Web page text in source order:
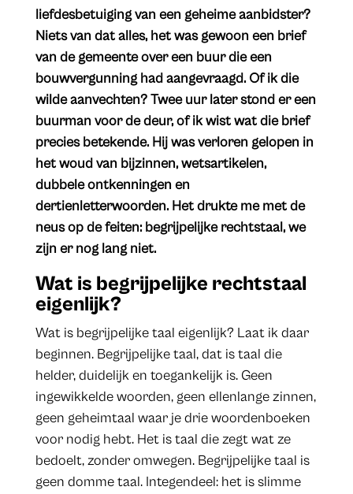
liefdesbetuiging van een geheime aanbidster?
Niets van dat alles, het was gewoon een brief
van de gemeente over een buur die een
bouwvergunning had aangevraagd. Of ik die
wilde aanvechten? Twee uur later stond er een
buurman voor de deur, of ik wist wat die brief
precies betekende. Hij was verloren gelopen in
het woud van bijzinnen, wetsartikelen,
dubbele ontkenningen en
dertienletterwoorden. Het drukte me met de
neus op de feiten: begrijpelijke rechtstaal, we
zijn er nog lang niet.
Wat is begrijpelijke rechtstaal
eigenlijk?
Wat is begrijpelijke taal eigenlijk? Laat ik daar
beginnen. Begrijpelijke taal, dat is taal die
helder, duidelijk en toegankelijk is. Geen
ingewikkelde woorden, geen ellenlange zinnen,
geen geheimtaal waar je drie woordenboeken
voor nodig hebt. Het is taal die zegt wat ze
bedoelt, zonder omwegen. Begrijpelijke taal is
geen domme taal. Integendeel: het is slimme